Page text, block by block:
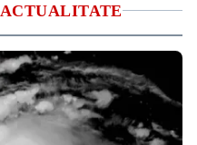
ACTUALITATE